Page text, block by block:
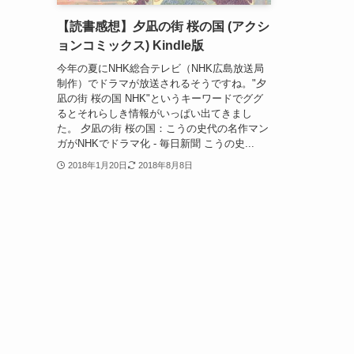
【読書感想】夕凪の街 桜の国 (アクシ
ョンコミックス) Kindle版
今年の夏にNHK総合テレビ（NHK広島放送局
制作）でドラマが放送されるそうですね。"夕
凪の街 桜の国 NHK"というキーワードでググ
るとそれらしき情報がいっぱい出てきまし
た。 夕凪の街 桜の国：こうの史代の名作マン
ガがNHKでドラマ化 - 毎日新聞 こうの史...
2018年1月20日 2018年8月8日